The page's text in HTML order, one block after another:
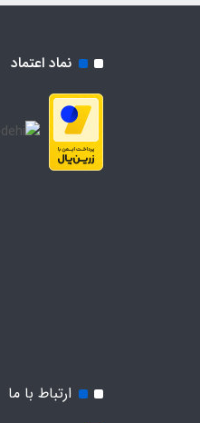
نماد اعتماد
ارتباط با ما